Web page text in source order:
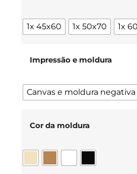
1x 45x60 1x 50x70 1x
Impressão e moldura
Canvas e moldura negativa
Cor da moldura